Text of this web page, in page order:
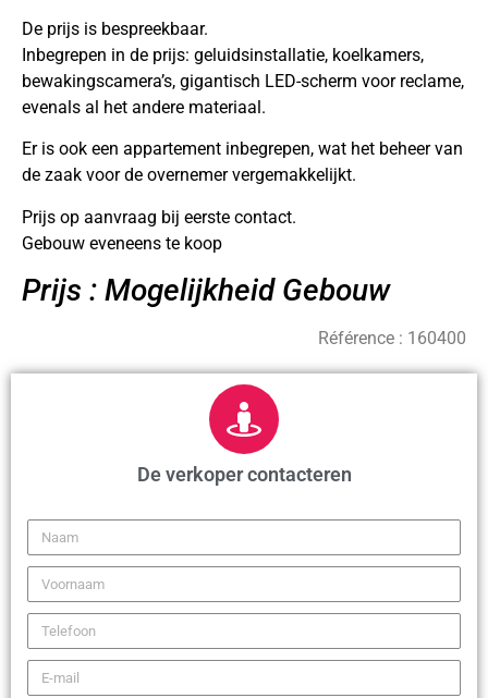
De prijs is bespreekbaar.
Inbegrepen in de prijs: geluidsinstallatie, koelkamers,
bewakingscamera’s, gigantisch LED-scherm voor reclame,
evenals al het andere materiaal.
Er is ook een appartement inbegrepen, wat het beheer van
de zaak voor de overnemer vergemakkelijkt.
Prijs op aanvraag bij eerste contact.
Gebouw eveneens te koop
Prijs : Mogelijkheid Gebouw
Référence : 160400
De verkoper contacteren